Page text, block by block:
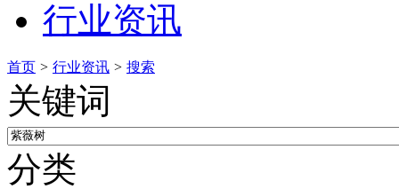
行业资讯
首页 > 行业资讯 > 搜索
关键词
分类